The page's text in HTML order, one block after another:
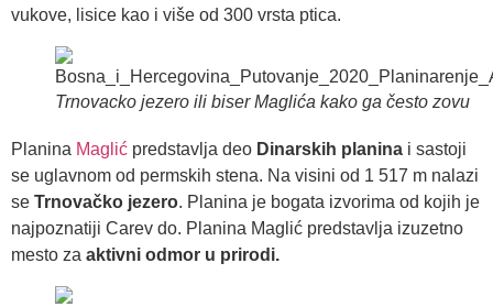
vukove, lisice kao i više od 300 vrsta ptica.
Trnovacko jezero ili biser Maglića kako ga često zovu
Planina Maglić predstavlja deo Dinarskih planina i sastoji
se uglavnom od permskih stena. Na visini od 1 517 m nalazi
se Trnovačko jezero. Planina je bogata izvorima od kojih je
najpoznatiji Carev do. Planina Maglić predstavlja izuzetno
mesto za aktivni odmor u prirodi.